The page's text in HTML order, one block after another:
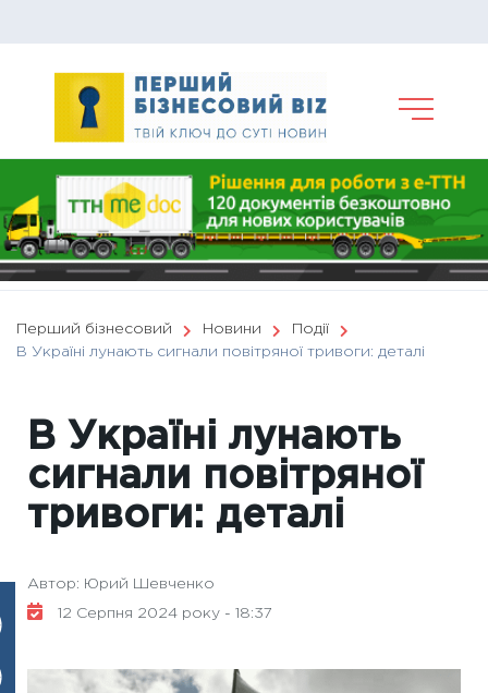
Перший бізнесовий Новини
Події
В Україні лунають сигнали повітряної тривоги: деталі
В Україні лунають
сигнали повітряної
тривоги: деталі
Автор: Юрий Шевченко
12 Серпня 2024 року - 18:37